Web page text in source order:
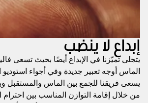
إبداع لا ينضب
يتجلى تميّزنا في الإبداع أيضًا بحيث تسعى
الماس أوجه تعبير جديدة وفي أجواء استوديو
يسعى فريقنا للجمع بين الماس والمستقبل
من خلال إقامة التوازن المناسب بين احترام